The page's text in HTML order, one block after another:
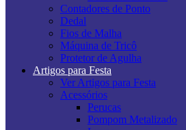
Contadores de Ponto
Dedal
Fios de Malha
Máquina de Tricô
Protetor de Agulha
Artigos para Festa
Ver Artigos para Festa
Acessórios
Perucas
Pompom Metalizado